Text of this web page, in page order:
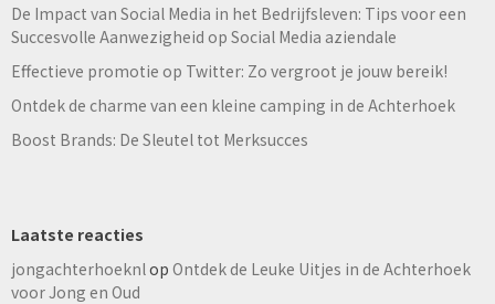
De Impact van Social Media in het Bedrijfsleven: Tips voor een
Succesvolle Aanwezigheid op Social Media aziendale
Effectieve promotie op Twitter: Zo vergroot je jouw bereik!
Ontdek de charme van een kleine camping in de Achterhoek
Boost Brands: De Sleutel tot Merksucces
Laatste reacties
jongachterhoeknl op Ontdek de Leuke Uitjes in de Achterhoek
voor Jong en Oud